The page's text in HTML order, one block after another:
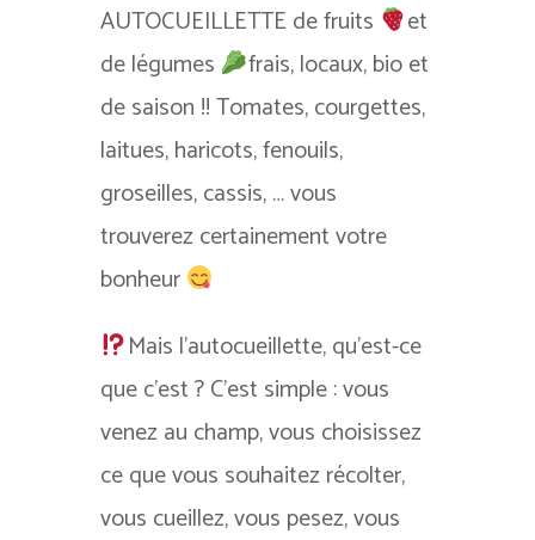
AUTOCUEILLETTE de fruits
et
de légumes
frais, locaux, bio et
de saison !! Tomates, courgettes,
laitues, haricots, fenouils,
groseilles, cassis, … vous
trouverez certainement votre
bonheur
Mais l’autocueillette, qu’est-ce
que c’est ? C’est simple : vous
venez au champ, vous choisissez
ce que vous souhaitez récolter,
vous cueillez, vous pesez, vous